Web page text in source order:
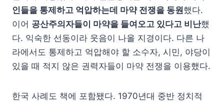
인들을 통제하고 억압하는데 마약 전쟁을 동원했다.
이어 공산주의자들이 마약을 들여오고 있다고 비난했
다. 익숙한 선동이라 웃음이 나올 지경이다. 다른 나
라에서도 통제하고 억압해야 할 소수자, 시민, 야당이
있을 때 적지 않은 권력자들이 마약 전쟁을 이용했다.
한국 사례도 책에 포함됐다. 1970년대 중반 정치적